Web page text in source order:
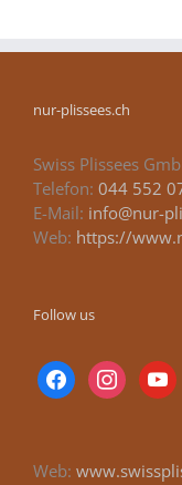
nur-plissees.ch
Swiss Plissees
Telefon: 044 552
E-Mail: info@nur-
Web: https://
Follow us
facebookinstagram
Web: